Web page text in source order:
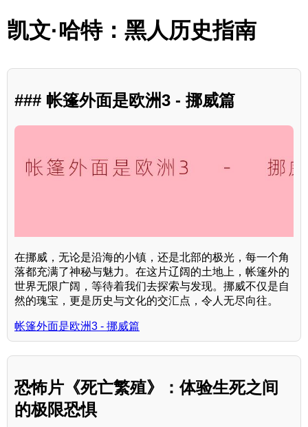
凯文·哈特：黑人历史指南
### 帐篷外面是欧洲3 - 挪威篇
在挪威，无论是沿海的小镇，还是北部的极光，每一个角
落都充满了神秘与魅力。在这片辽阔的土地上，帐篷外的
世界无限广阔，等待着我们去探索与发现。挪威不仅是自
然的瑰宝，更是历史与文化的交汇点，令人无尽向往。
帐篷外面是欧洲3 - 挪威篇
恐怖片《死亡繁殖》：体验生死之间
的极限恐惧